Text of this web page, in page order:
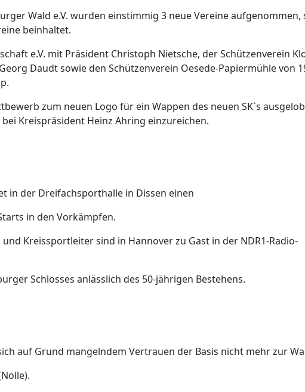
Wald e.V. wurden einstimmig 3 neue Vereine aufgenommen,
beinhaltet.
e.V. mit Präsident Christoph Nietsche, der Schützenverein
Daudt sowie den Schützenverein Oesede-Papiermühle von
zum neuen Logo für ein Wappen des neuen SK`s
Kreispräsident Heinz Ahring einzureichen.
in der Dreifachsporthalle in Dissen einen
in den Vorkämpfen.
Kreissportleiter sind in Hannover zu Gast in der NDR1-Radio-
Schlosses anlässlich des 50-jährigen Bestehens.
auf Grund mangelndem Vertrauen der Basis nicht mehr zur